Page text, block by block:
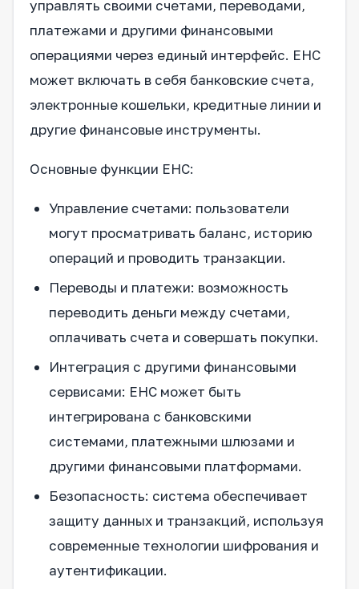
управлять своими счетами, переводами,
платежами и другими финансовыми
операциями через единый интерфейс. ЕНС
может включать в себя банковские счета,
электронные кошельки, кредитные линии и
другие финансовые инструменты.
Основные функции ЕНС:
Управление счетами: пользователи
могут просматривать баланс, историю
операций и проводить транзакции.
Переводы и платежи: возможность
переводить деньги между счетами,
оплачивать счета и совершать покупки.
Интеграция с другими финансовыми
сервисами: ЕНС может быть
интегрирована с банковскими
системами, платежными шлюзами и
другими финансовыми платформами.
Безопасность: система обеспечивает
защиту данных и транзакций, используя
современные технологии шифрования и
аутентификации.